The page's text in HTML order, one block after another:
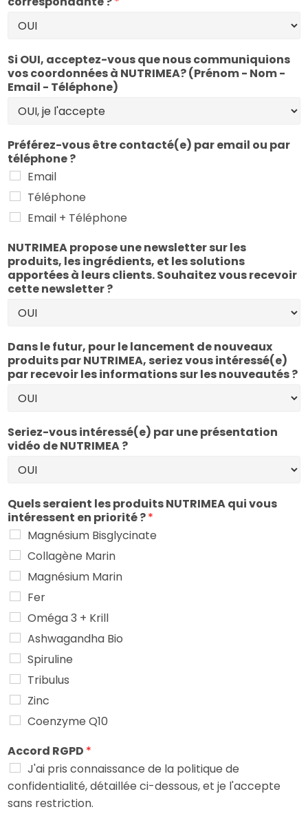
Si OUI, acceptez-vous que nous communiquions
vos coordonnées à NUTRIMEA? (Prénom - Nom -
Email - Téléphone)
Préférez-vous être contacté(e) par email ou par
téléphone ?
Email
Téléphone
Email + Téléphone
NUTRIMEA propose une newsletter sur les
produits, les ingrédients, et les solutions
apportées à leurs clients. Souhaitez vous recevoir
cette newsletter ?
Dans le futur, pour le lancement de nouveaux
produits par NUTRIMEA, seriez vous intéressé(e)
par recevoir les informations sur les nouveautés ?
Seriez-vous intéressé(e) par une présentation
vidéo de NUTRIMEA ?
Quels seraient les produits NUTRIMEA qui vous
intéressent en priorité ?*
Magnésium Bisglycinate
Collagène Marin
Magnésium Marin
Fer
Oméga 3 + Krill
Ashwagandha Bio
Spiruline
Tribulus
Zinc
Coenzyme Q10
Accord RGPD *
J'ai pris connaissance de la politique de
confidentialité, détaillée ci-dessous, et je l'accepte
sans restriction.